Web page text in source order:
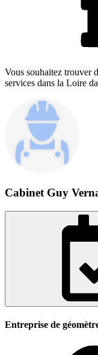
Vous souhaitez trouver
services dans la Loire
Cabinet Guy
Entreprise de